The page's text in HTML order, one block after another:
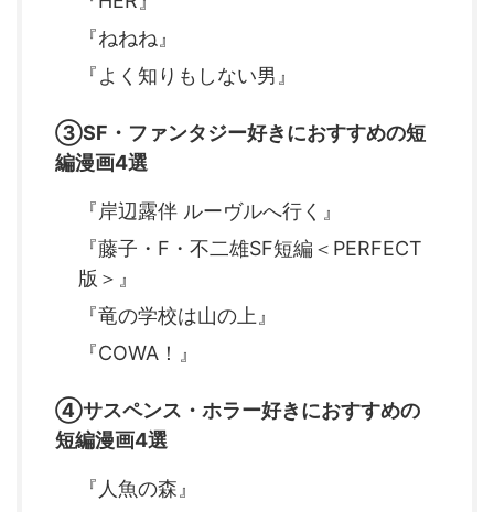
『ねねね』
『よく知りもしない男』
③SF・ファンタジー好きにおすすめの短
編漫画4選
『岸辺露伴 ルーヴルへ行く』
『藤子・F・不二雄SF短編＜PERFECT
版＞』
『竜の学校は山の上』
『COWA！』
④サスペンス・ホラー好きにおすすめの
短編漫画4選
『人魚の森』